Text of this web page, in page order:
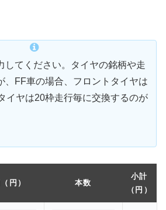
してください。タイヤの銘柄や走
、FF車の場合、フロントタイヤは
イヤは20枠走行毎に交換するのが
円） 本数
小計
（円）